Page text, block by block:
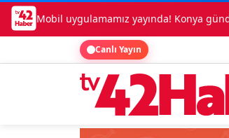
Mobil uygulamamız yayında! Konya
Canlı Yayın